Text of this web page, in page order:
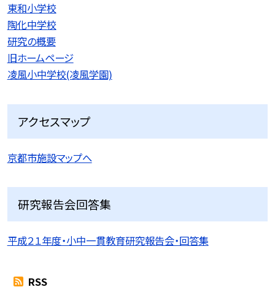
東和小学校
陶化中学校
研究の概要
旧ホームページ
凌風小中学校(凌風学園)
アクセスマップ
京都市施設マップへ
研究報告会回答集
平成２１年度・小中一貫教育研究報告会・回答集
RSS